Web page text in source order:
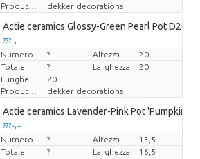
Produttore
dekker decorations
Actie ceramics Glossy-Green Pearl Pot D20
??? -,--
Prezzo x uno
Numero ? Altezza
20
Totale:
? Larghezza
20
20
Produttore
dekker decorations
Actie ceramics Lavender-Pink Pot 'Pumpkin'
??? -,--
Prezzo x uno
Numero ? Altezza
13,5
Totale:
? Larghezza
16,5